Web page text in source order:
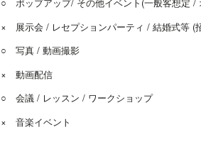
× 展示会 / レセプションパーティ / 結婚式等 (
○ 写真 / 動画撮影
× 動画配信
○ 会議 / レッスン / ワークショップ
× 音楽イベント